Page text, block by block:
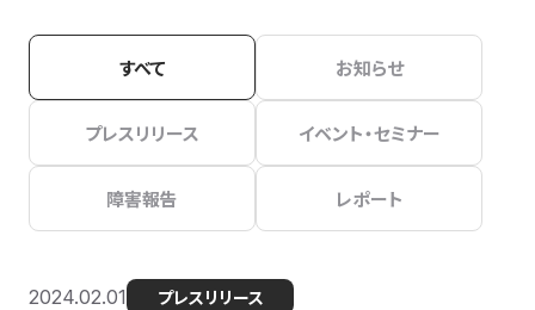
すべて お知らせ
プレスリリース イベント・セミナー
障害報告 レポート
2024.02.01 プレスリリース